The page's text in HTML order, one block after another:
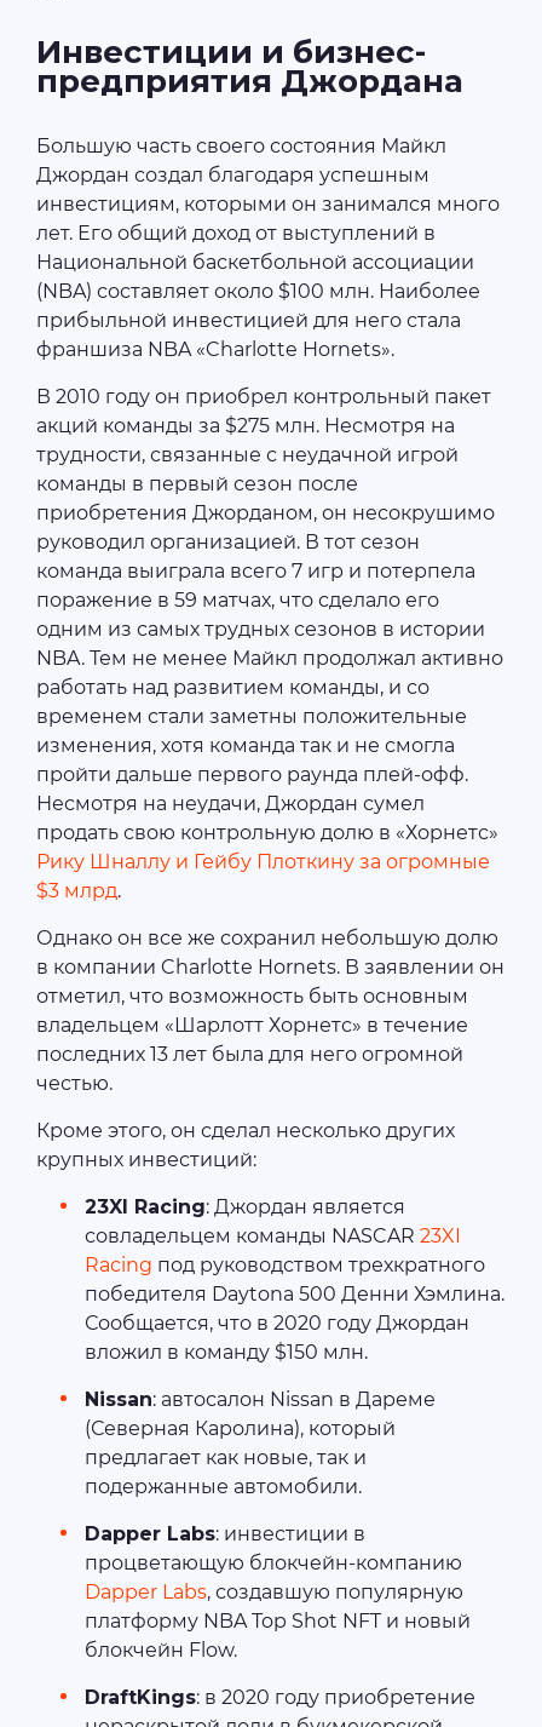
Инвестиции и бизнес-
предприятия Джордана
Большую часть своего состояния Майкл
Джордан создал благодаря успешным
инвестициям, которыми он занимался много
лет. Его общий доход от выступлений в
Национальной баскетбольной ассоциации
(NBA) составляет около $100 млн. Наиболее
прибыльной инвестицией для него стала
франшиза NBA «Charlotte Hornets».
В 2010 году он приобрел контрольный пакет
акций команды за $275 млн. Несмотря на
трудности, связанные с неудачной игрой
команды в первый сезон после
приобретения Джорданом, он несокрушимо
руководил организацией. В тот сезон
команда выиграла всего 7 игр и потерпела
поражение в 59 матчах, что сделало его
одним из самых трудных сезонов в истории
NBA. Тем не менее Майкл продолжал активно
работать над развитием команды, и со
временем стали заметны положительные
изменения, хотя команда так и не смогла
пройти дальше первого раунда плей-офф.
Несмотря на неудачи, Джордан сумел
продать свою контрольную долю в «Хорнетс»
Рику Шналлу и Гейбу Плоткину за огромные
$3 млрд.
Однако он все же сохранил небольшую долю
в компании Charlotte Hornets. В заявлении он
отметил, что возможность быть основным
владельцем «Шарлотт Хорнетс» в течение
последних 13 лет была для него огромной
честью.
Кроме этого, он сделал несколько других
крупных инвестиций:
23XI Racing: Джордан является
совладельцем команды NASCAR 23XI
Racing под руководством трехкратного
победителя Daytona 500 Денни Хэмлина.
Сообщается, что в 2020 году Джордан
вложил в команду $150 млн.
Nissan: автосалон Nissan в Дареме
(Северная Каролина), который
предлагает как новые, так и
подержанные автомобили.
Dapper La bs: инвестиции в
процветающую блокчейн-компанию
Dapper Labs, создавшую популярную
платформу NBA Top Shot NFT и новый
блокчейн Flow.
DraftKings: в 2020 году приобретение